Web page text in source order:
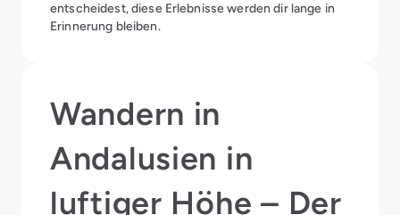
entscheidest, diese Erlebnisse werden dir lange in
Erinnerung bleiben.
Wandern in
Andalusien in
luftiger Höhe – Der